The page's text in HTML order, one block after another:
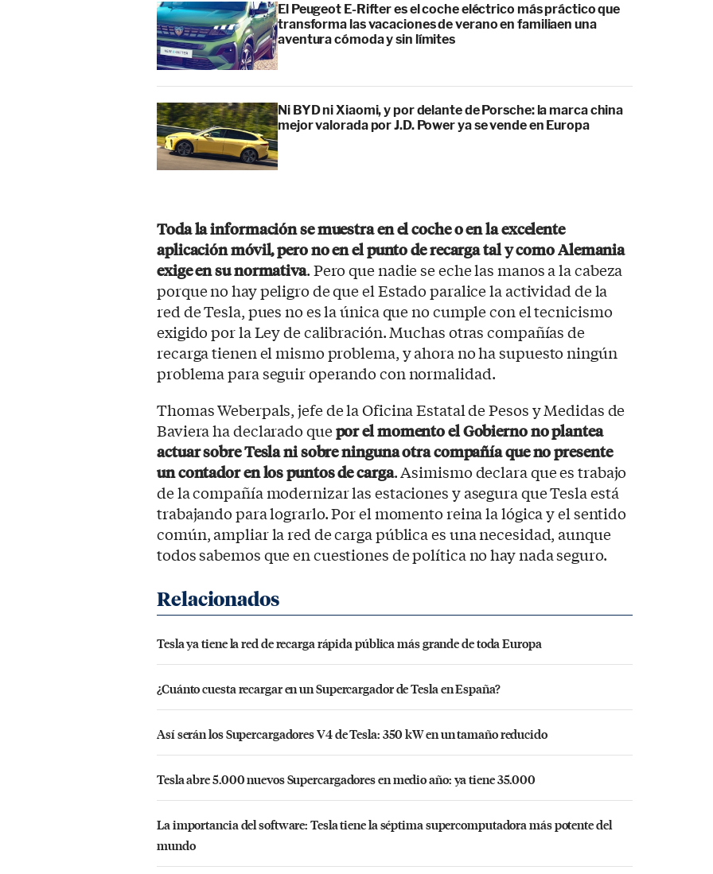
El Peugeot E-Rifter es el coche eléctrico más práctico que
transforma las vacaciones de verano en familiaen una
aventura cómoda y sin límites
Ni BYD ni Xiaomi, y por delante de Porsche: la marca china
mejor valorada por J.D. Power ya se vende en Europa
Toda la información se muestra en el coche o en la excelente
aplicación móvil, pero no en el punto de recarga tal y como Alemania
exige en su normativa. Pero que nadie se eche las manos a la cabeza
porque no hay peligro de que el Estado paralice la actividad de la
red de Tesla, pues no es la única que no cumple con el tecnicismo
exigido por la Ley de calibración. Muchas otras compañías de
recarga tienen el mismo problema, y ahora no ha supuesto ningún
problema para seguir operando con normalidad.
Thomas Weberpals, jefe de la Oficina Estatal de Pesos y Medidas de
Baviera ha declarado quepor el momento el Gobierno no plantea
actuar sobre Tesla ni sobre ninguna otra compañía que no presente
un contador en los puntos de carga. Asimismo declara que es trabajo
de la compañía modernizar las estaciones y asegura que Tesla está
trabajando para lograrlo. Por el momento reina la lógica y el sentido
común, ampliar la red de carga pública es una necesidad, aunque
todos sabemos que en cuestiones de política no hay nada seguro.
Tesla ya tiene la red de recarga rápida pública más grande de toda Europa
¿Cuánto cuesta recargar en un Supercargador de Tesla en España?
Así serán los Supercargadores V4 de Tesla: 350 kW en un tamaño reducido
Tesla abre 5.000 nuevos Supercargadores en medio año: ya tiene 35.000
La importancia del software: Tesla tiene la séptima supercomputadora más potente del
mundo